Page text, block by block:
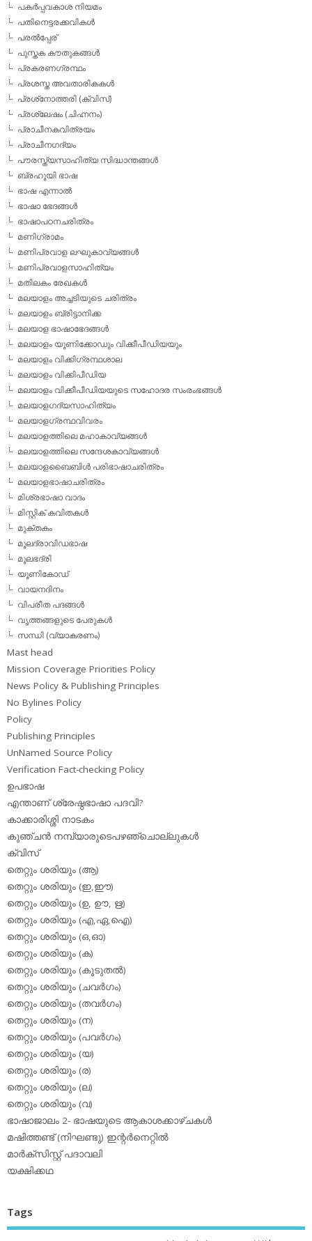
പകര്‍പ്പവകാശ നിയമം
പതിനെട്ടരക്കവികള്‍
പരല്‍പ്പേര്
പുസ്തക കൗതുകങ്ങള്‍
പ്രകരണഗ്രന്ഥം
പ്രശസ്ത അവതാരികകള്‍
പ്രശ്‌നോത്തരി (ക്വിസ്)
പ്രശ്ലേഷം (ചിഹ്നനം)
പ്രാചീനകവിത്രയം
പ്രാചീനഗദ്യം
പൗരസ്ത്യസാഹിത്യ സിദ്ധാന്തങ്ങള്‍
ബ്രഹൂയി ഭാഷ
ഭാഷ എന്നാല്‍
ഭാഷാ ഭേദങ്ങള്‍
ഭാഷാപഠനചരിത്രം
മണിഗ്രാമം
മണിപ്രവാള ലഘുകാവ്യങ്ങള്‍
മണിപ്രവാളസാഹിത്യം
മതിലകം രേഖകള്‍
മലയാളം അച്ചടിയുടെ ചരിത്രം
മലയാളം ബ്രിട്ടാനിക്ക
മലയാള ഭാഷാഭേദങ്ങള്‍
മലയാളം യൂണിക്കോഡും വിക്കീപീഡിയയും
മലയാളം വിക്കിഗ്രന്ഥശാല
മലയാളം വിക്കിപീഡിയ
മലയാളം വിക്കീപീഡിയയുടെ സഹോദര സംരംഭങ്ങള്‍
മലയാളഗദ്യസാഹിത്യം
മലയാളഗ്രന്ഥവിവരം
മലയാളത്തിലെ മഹാകാവ്യങ്ങള്‍
മലയാളത്തിലെ സന്ദേശകാവ്യങ്ങള്‍
മലയാളബൈബിള്‍ പരിഭാഷാചരിത്രം
മലയാളഭാഷാചരിത്രം
മിശ്രഭാഷാ വാദം
മിസ്റ്റിക് കവിതകള്‍
മുക്തകം
മൂലദ്രാവിഡഭാഷ
മൂലഭദ്രി
യൂണികോഡ്
വായനദിനം
വിപരീത പദങ്ങള്‍
വൃത്തങ്ങളുടെ പേരുകള്‍
സന്ധി (വ്യാകരണം)
Mast head
Mission Coverage Priorities Policy
News Policy & Publishing Principles
No Bylines Policy
Policy
Publishing Principles
UnNamed Source Policy
Verification Fact-checking Policy
ഉപഭാഷ
എന്താണ് ശ്രേഷ്ഠഭാഷാ പദവി?
കാക്കാരിശ്ശി നാടകം
കുഞ്ചന്‍ നമ്പ്യാരുടെപഴഞ്ചൊല്ലുകള്‍
ക്വിസ്
തെറ്റും ശരിയും (ആ)
തെറ്റും ശരിയും (ഇ,ഈ)
തെറ്റും ശരിയും (ഉ, ഊ, ഋ)
തെറ്റും ശരിയും (എ,ഏ,ഐ)
തെറ്റും ശരിയും (ഒ,ഓ)
തെറ്റും ശരിയും (ക)
തെറ്റും ശരിയും (കൂടുതല്‍)
തെറ്റും ശരിയും (ചവര്‍ഗം)
തെറ്റും ശരിയും (തവര്‍ഗം)
തെറ്റും ശരിയും (ന)
തെറ്റും ശരിയും (പവര്‍ഗം)
തെറ്റും ശരിയും (യ)
തെറ്റും ശരിയും (ര)
തെറ്റും ശരിയും (ല)
തെറ്റും ശരിയും (വ)
ഭാഷാജാലം 2- ഭാഷയുടെ ആകാശക്കാഴ്ചകള്‍
മഷിത്തണ്ട് (നിഘണ്ടു) ഇന്റര്‍നെറ്റില്‍
മാര്‍ക്‌സിസ്റ്റ് പദാവലി
യക്ഷിക്കഥ
Tags